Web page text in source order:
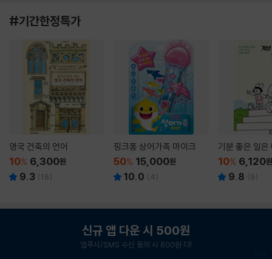
#기간한정특가
영국 건축의 언어
10% 6,300원
9.3 (16)
핑크퐁 상어가족 마이크
50% 15,000원
10.0 (4)
기분 좋은 일은
10% 6,120원
9.8 (9)
신규 앱 다운 시 500원
앱푸시/SMS 수신 동의 시 600원 더!